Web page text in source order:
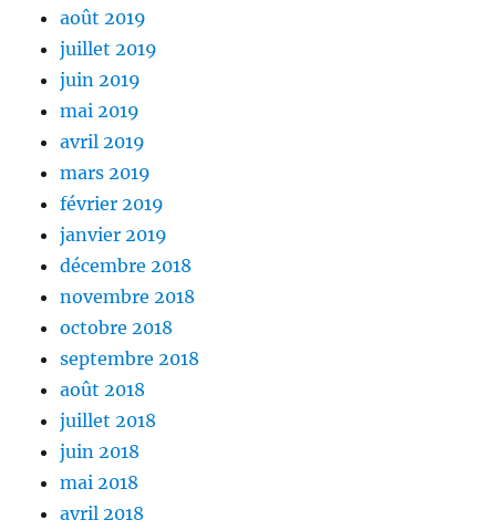
août 2019
juillet 2019
juin 2019
mai 2019
avril 2019
mars 2019
février 2019
janvier 2019
décembre 2018
novembre 2018
octobre 2018
septembre 2018
août 2018
juillet 2018
juin 2018
mai 2018
avril 2018